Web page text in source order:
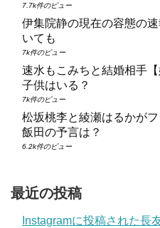
7.7k件のビュー
伊集院静の現在の容態の
いても
7k件のビュー
速水もこみちと結婚相手
子供はいる？
7k件のビュー
松坂桃李と綾瀬はるかが
飯田の予言は？
6.2k件のビュー
最近の投稿
Instagramに投稿された長